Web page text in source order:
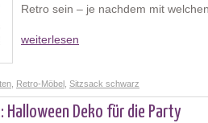
Retro sein – je nachdem mit
weiterlesen
Retro-Möbel Sitzsack schwarz
Halloween Deko für die Party